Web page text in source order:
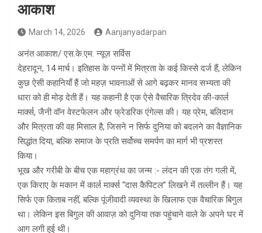
आकाश
March 14, 2026 Aanjanyadarpan
अनंत आकाश/ एस.के.एम. न्यूज़ सर्विस
देहरादून, 14 मार्च। इतिहास के पन्नों में मित्रता के कई किस्से दर्ज हैं, लेकिन
कुछ ऐसी कहानियाँ हैं जो महज़ भावनाओं से आगे बढ़कर मानव सभ्यता की
धारा को ही मोड़ देती हैं। यह कहानी है एक ऐसे वैचारिक त्रिदेव की-कार्ल
मार्क्स, जैनी वॉन वेस्टफेलन और फ्रेडरिक एंगेल्स की। यह प्रेम, बलिदान
और मित्रता की वह मिसाल है, जिसने न सिर्फ दुनिया को बदलने का वैज्ञानिक
सिद्धांत दिया, बल्कि समाज के प्रति सर्वोच्च समर्पण का मार्ग भी प्रशस्त
किया।
भूख और गरीबी के बीच एक महाग्रंथ का जन्म :- लंदन की एक तंग गली में,
एक किराए के मकान में कार्ल मार्क्स “दास कैपिटल” लिखने में तल्लीन हैं। यह
सिर्फ एक किताब नहीं, बल्कि पूंजीवादी व्यवस्था के खिलाफ एक वैचारिक बिगुल
था। लेकिन इस बिगुल की आवाज़ को दुनिया तक पहुंचाने वाले के अपने घर में
आग लगी हुई थी।